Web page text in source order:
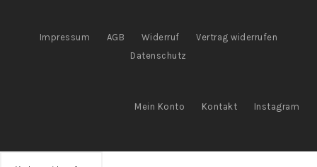
Impressum AGB Widerruf
Vertrag widerrufen
Datenschutz
Mein Konto Kontakt Instagram